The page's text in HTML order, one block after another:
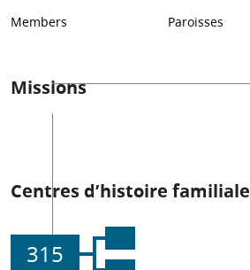
Members Paroisses
Missions
Centres d’histoire familiale
315